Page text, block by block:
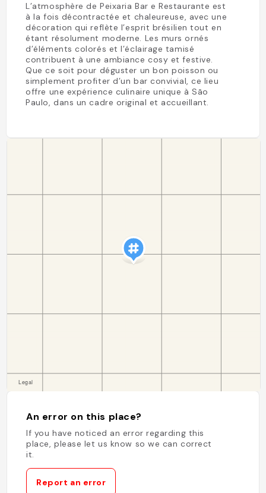
L’atmosphère de Peixaria Bar e Restaurante est
à la fois décontractée et chaleureuse, avec une
décoration qui reflète l’esprit brésilien tout en
étant résolument moderne. Les murs ornés
d’éléments colorés et l’éclairage tamisé
contribuent à une ambiance cosy et festive.
Que ce soit pour déguster un bon poisson ou
simplement profiter d’un bar convivial, ce lieu
offre une expérience culinaire unique à São
Paulo, dans un cadre original et accueillant.
An error on this place?
If you have noticed an error regarding this
place, please let us know so we can correct
it.
Report an error